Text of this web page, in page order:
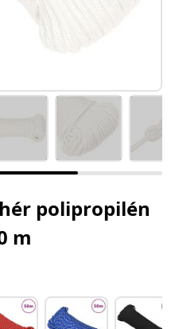
polipropilén
m